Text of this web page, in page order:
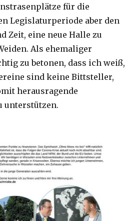
für die
Legislaturperiode aber den
Zeit, eine neue Halle zu
Als ehemaliger
zu betonen, dass ich weiß,
sind keine Bittsteller,
herausragende
unterstützen.